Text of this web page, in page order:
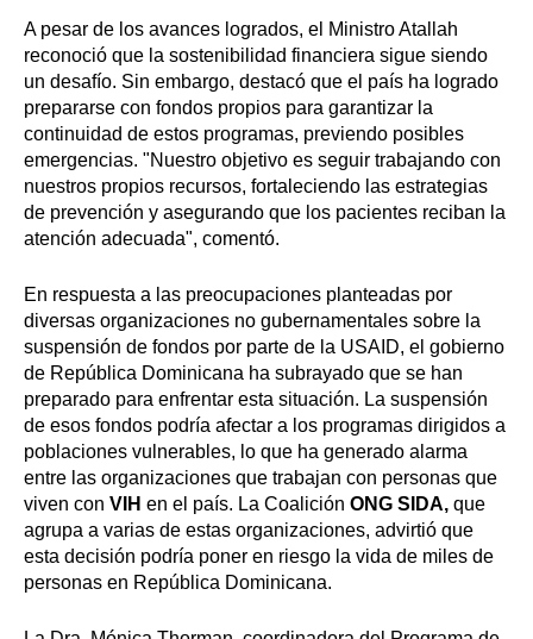
A pesar de los avances logrados, el Ministro Atallah
reconoció que la sostenibilidad financiera sigue siendo
un desafío. Sin embargo, destacó que el país ha logrado
prepararse con fondos propios para garantizar la
continuidad de estos programas, previendo posibles
emergencias. "Nuestro objetivo es seguir trabajando con
nuestros propios recursos, fortaleciendo las estrategias
de prevención y asegurando que los pacientes reciban la
atención adecuada", comentó.
En respuesta a las preocupaciones planteadas por
diversas organizaciones no gubernamentales sobre la
suspensión de fondos por parte de la USAID, el gobierno
de República Dominicana ha subrayado que se han
preparado para enfrentar esta situación. La suspensión
de esos fondos podría afectar a los programas dirigidos a
poblaciones vulnerables, lo que ha generado alarma
entre las organizaciones que trabajan con personas que
viven con VIH en el país. La Coalición ONG SIDA, que
agrupa a varias de estas organizaciones, advirtió que
esta decisión podría poner en riesgo la vida de miles de
personas en República Dominicana.